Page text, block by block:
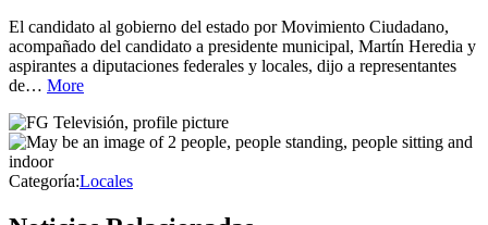
El candidato al gobierno del estado por Movimiento Ciudadano,
acompañado del candidato a presidente municipal, Martín Heredia y
aspirantes a diputaciones federales y locales, dijo a representantes
de… More
Categoría:Locales